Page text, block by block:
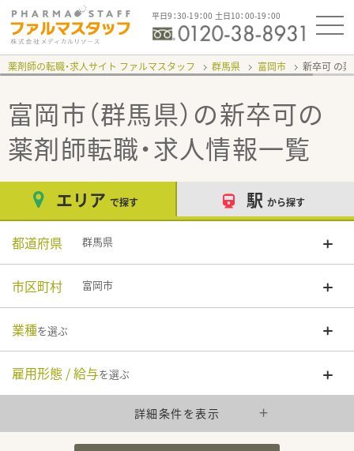
平日9：30-19：00 土日10：00-19：00
薬剤師の転職・求人サイト ファルマスタッフ 群馬県 富岡市 新卒可
富岡市（群馬県）の新卒可の
薬剤師転職・求人情報一覧
エリア で探す 駅 から探す
都道府県 群馬県
市区町村 富岡市
業種を選ぶ
雇用形態 / 給与を選ぶ
詳細条件を表示